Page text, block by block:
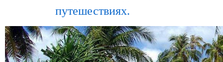
путешествиях.